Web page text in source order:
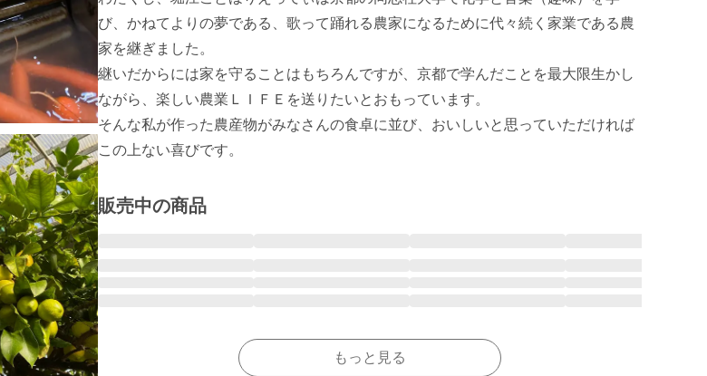
び、かねてよりの夢である、歌って踊れる農家になるために代々続く家業である農
家を継ぎました。
継いだからには家を守ることはもちろんですが、京都で学んだことを最大限生かし
ながら、楽しい農業ＬＩＦＥを送りたいとおもっています。
そんな私が作った農産物がみなさんの食卓に並び、おいしいと思っていただければ
この上ない喜びです。
販売中の商品
もっと見る